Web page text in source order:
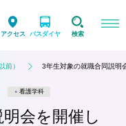
アクセス バスダイヤ 検索
前） 3年生対象の就職合同説明
看護学科
会を開催し